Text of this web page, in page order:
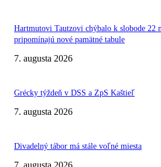
Hartmutovi Tautzovi chýbalo k slobode
pripomínajú nové pamätné tabule
7. augusta 2026
Grécky týždeň v DSS a ZpS Kaštieľ
7. augusta 2026
Divadelný tábor má stále voľné miesta